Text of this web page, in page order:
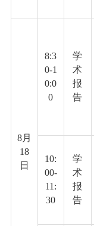
8月
18
日
8:3
0-1
0:0
0
学
术
报
告
10:
00-
11:
30
学
术
报
告